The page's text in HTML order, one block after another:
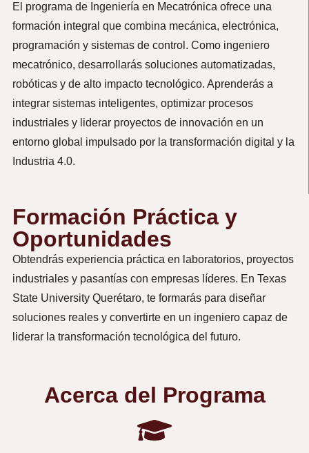
El programa de Ingeniería en Mecatrónica ofrece una
formación integral que combina mecánica, electrónica,
programación y sistemas de control. Como ingeniero
mecatrónico, desarrollarás soluciones automatizadas,
robóticas y de alto impacto tecnológico. Aprenderás a
integrar sistemas inteligentes, optimizar procesos
industriales y liderar proyectos de innovación en un
entorno global impulsado por la transformación digital y la
Industria 4.0.
Formación Práctica y
Oportunidades
Obtendrás experiencia práctica en laboratorios, proyectos
industriales y pasantías con empresas líderes. En Texas
State University Querétaro, te formarás para diseñar
soluciones reales y convertirte en un ingeniero capaz de
liderar la transformación tecnológica del futuro.
Acerca del Programa